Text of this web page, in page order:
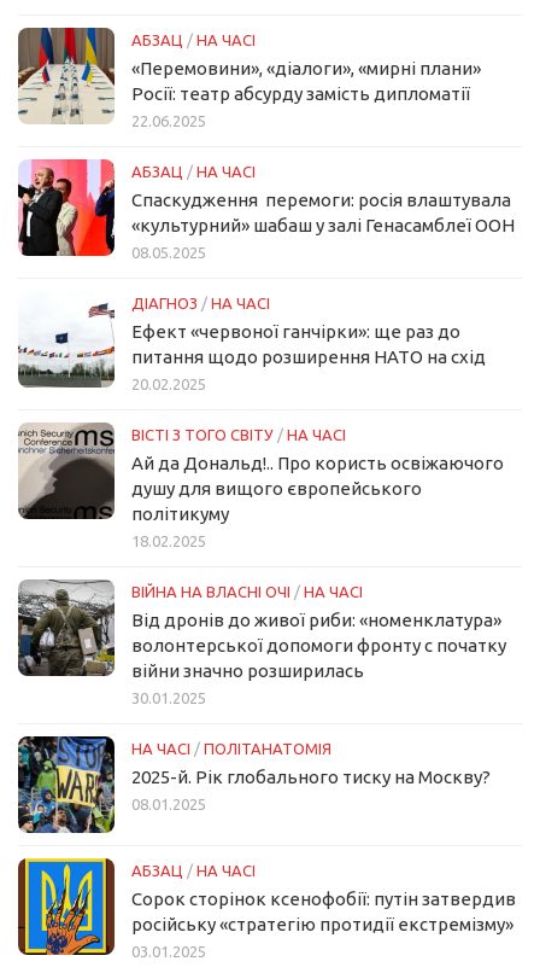
АБЗАЦ / НА ЧАСІ
«Перемовини», «діалоги», «мирні плани»
Росії: театр абсурду замість дипломатії
22.06.2025
АБЗАЦ / НА ЧАСІ
Спаскудження перемоги: росія влаштувала
«культурний» шабаш у залі Генасамблеї ООН
08.05.2025
ДІАГНОЗ / НА ЧАСІ
Ефект «червоної ганчірки»: ще раз до
питання щодо розширення НАТО на схід
20.02.2025
ВІСТІ З ТОГО СВІТУ / НА ЧАСІ
Ай да Дональд!.. Про користь освіжаючого
душу для вищого європейського
політикуму
18.02.2025
ВІЙНА НА ВЛАСНІ ОЧІ / НА ЧАСІ
Від дронів до живої риби: «номенклатура»
волонтерської допомоги фронту с початку
війни значно розширилась
30.01.2025
НА ЧАСІ / ПОЛІТАНАТОМІЯ
2025-й. Рік глобального тиску на Москву?
08.01.2025
АБЗАЦ / НА ЧАСІ
Сорок сторінок ксенофобії: путін затвердив
російську «стратегію протидії екстремізму»
03.01.2025